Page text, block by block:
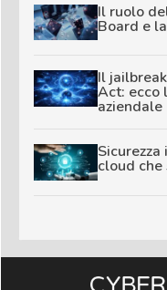
Il ruolo
Board e
Il
Act: ecco
aziendale
cloud